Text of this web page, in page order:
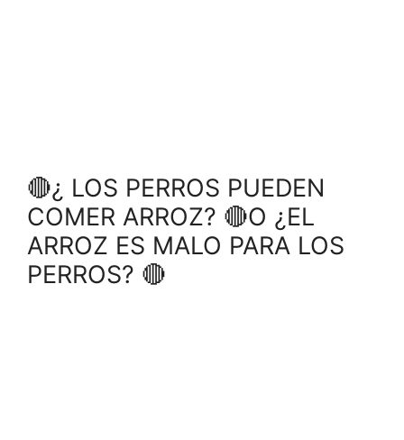
🔴¿ LOS PERROS PUEDEN
COMER ARROZ? 🔴O ¿EL
ARROZ ES MALO PARA LOS
PERROS? 🔴